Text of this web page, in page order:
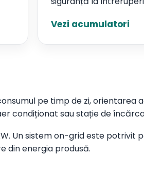
Vezi acumulatori
pe timp de zi, orientarea
condiționat sau stație de
Un sistem on-grid este potrivit
din energia produsă.